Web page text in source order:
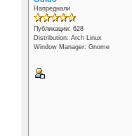
Напреднали
Публикации: 628
Distribution: Arch Linux
Window Manager: Gnome